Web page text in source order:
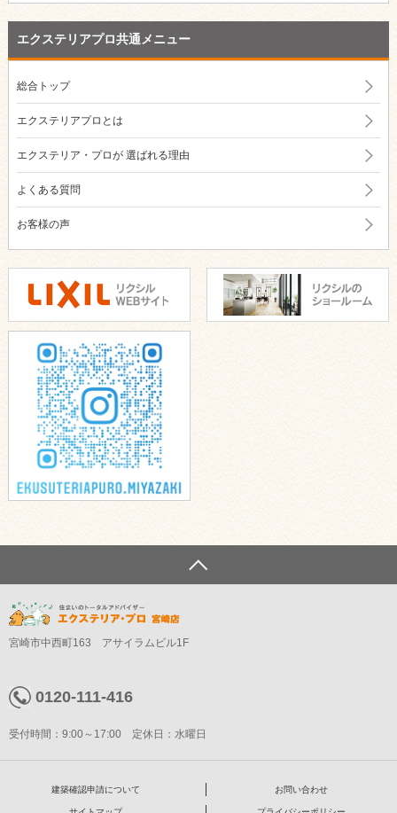
エクステリアプロ共通メニュー
総合トップ
エクステリアプロとは
エクステリア・プロが選ばれる理由
よくある質問
お客様の声
宮崎市中西町163 アサイラムビル1F
0120-111-416
受付時間：9:00～17:00 定休日：水曜日
建築確認申請について お問い合わせ